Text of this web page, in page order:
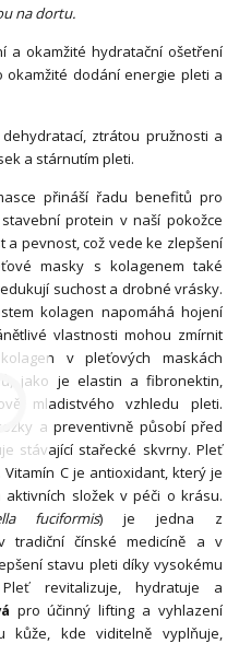
na dortu.
a okamžité hydratační ošetření
dodání energie pleti a
ztrátou pružnosti a
a stárnutím pleti.
přináší řadu benefitů pro
protein v naší pokožce
pevnost, což vede ke zlepšení
masky s kolagenem také
suchost a drobné vrásky.
kolagen napomáhá hojení
vlastnosti mohou zmírnit
v pleťových maskách
jako je elastin a fibronektin,
mladistvého vzhledu pleti.
a preventivně působí před
stávající stařecké skvrny. Pleť
C je antioxidant, který je
složek v péči o krásu.
fuciformis) je jedna z
tradiční čínské medicíně a v
stavu pleti díky vysokému
revitalizuje, hydratuje a
pro účinný lifting a vyhlazení
kůže, kde viditelně vyplňuje,